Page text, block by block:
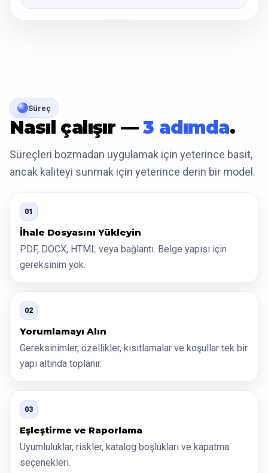
Süreç
Nasıl çalışır —3 adımda.
Süreçleri bozmadan uygulamak için yeterince basit,
ancak kaliteyi sunmak için yeterince derin bir model.
01
İhale Dosyasını Yükleyin
PDF, DOCX, HTML veya bağlantı. Belge yapısı için
gereksinim yok.
02
Yorumlamayı Alın
Gereksinimler, özellikler, kısıtlamalar ve koşullar tek bir
yapı altında toplanır.
03
Eşleştirme ve Raporlama
Uyumluluklar, riskler, katalog boşlukları ve kapatma
seçenekleri.